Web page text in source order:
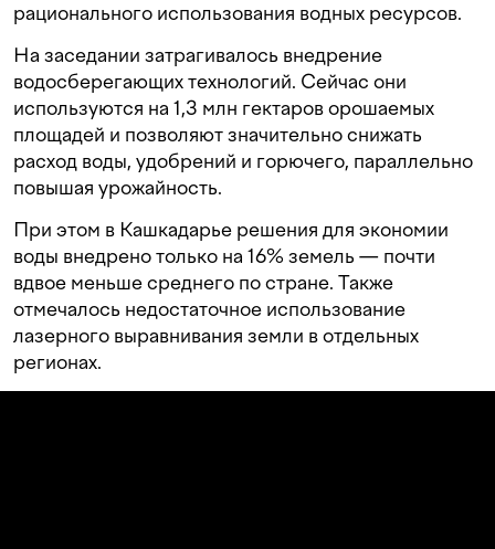
рационального использования водных ресурсов.
На заседании затрагивалось внедрение
водосберегающих технологий. Сейчас они
используются на 1,3 млн гектаров орошаемых
площадей и позволяют значительно снижать
расход воды, удобрений и горючего, параллельно
повышая урожайность.
При этом в Кашкадарье решения для экономии
воды внедрено только на 16% земель — почти
вдвое меньше среднего по стране. Также
отмечалось недостаточное использование
лазерного выравнивания земли в отдельных
регионах.